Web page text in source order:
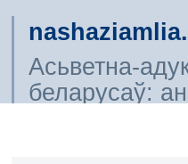
Асьветна-
беларусаў: